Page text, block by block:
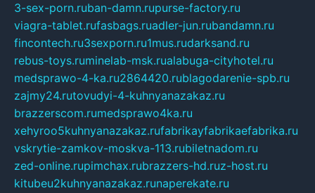
3-sex-porn.ruban-damn.rupurse-factory.ru
viagra-tablet.rufasbags.ruadler-jun.rubandamn.ru
fincontech.ru3sexporn.ru1mus.rudarksand.ru
rebus-toys.ruminelab-msk.rualabuga-cityhotel.ru
medsprawo-4-ka.ru2864420.rublagodarenie-spb.ru
zajmy24.rutovudyi-4-kuhnyanazakaz.ru
brazzerscom.rumedsprawo4ka.ru
xehyroo5kuhnyanazakaz.rufabrikayfabrikaefabrika.ru
vskrytie-zamkov-moskva-113.rubiletnadom.ru
zed-online.rupimchax.rubrazzers-hd.ruz-host.ru
kitubeu2kuhnyanazakaz.runaperekate.ru